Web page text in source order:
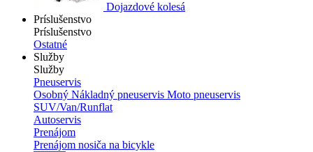
Dojazdové kolesá
Príslušenstvo
Príslušenstvo
Ostatné
Služby
Služby
Pneuservis
Osobný Nákladný pneuservis Moto pneuservis
SUV/Van/Runflat
Autoservis
Prenájom
Prenájom nosiča na bicykle